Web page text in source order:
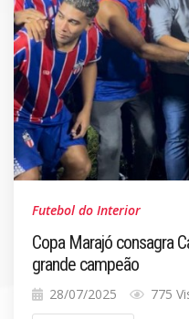
Futebol do Interior
Copa Marajó consagra
grande campeão
28/07/2025 775